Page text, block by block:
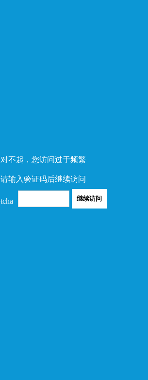
对不起，您访问过于频繁
请输入验证码后继续访问
继续访问